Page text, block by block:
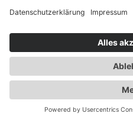
Duwensee
2016
Ausbau des
2017
Erweiterung
2018